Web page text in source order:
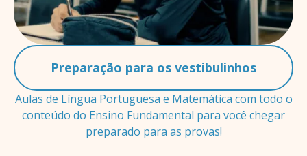
Preparação para os vestibulinhos
Aulas de Língua Portuguesa e Matemática com todo o
conteúdo do Ensino Fundamental para você chegar
preparado para as provas!